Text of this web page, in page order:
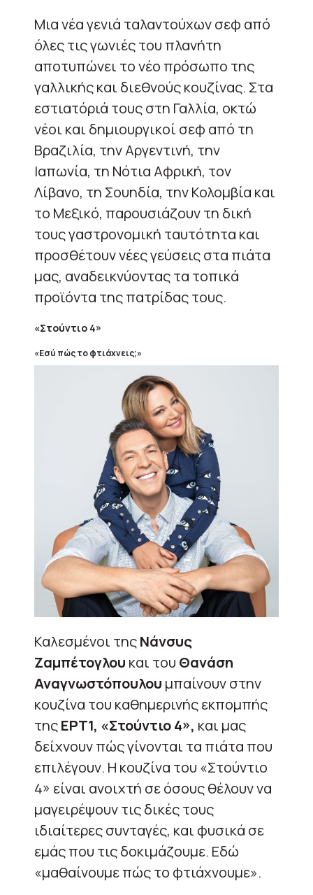
Μια νέα γενιά ταλαντούχων σεφ από
όλες τις γωνιές του πλανήτη
αποτυπώνει το νέο πρόσωπο της
γαλλικής και διεθνούς κουζίνας. Στα
εστιατόριά τους στη Γαλλία, οκτώ
νέοι και δημιουργικοί σεφ από τη
Βραζιλία, την Αργεντινή, την
Ιαπωνία, τη Νότια Αφρική, τον
Λίβανο, τη Σουηδία, την Κολομβία και
το Μεξικό, παρουσιάζουν τη δική
τους γαστρονομική ταυτότητα και
προσθέτουν νέες γεύσεις στα πιάτα
μας, αναδεικνύοντας τα τοπικά
προϊόντα της πατρίδας τους.
«Στούντιο 4»
«Εσύ πώς το φτιάχνεις;»
Καλεσμένοι τηςΝάνσυς
Ζαμπέτογλου και του Θανάση
Αναγνωστόπουλου μπαίνουν στην
κουζίνα του καθημερινής εκπομπής
τηςΕΡΤ1, «Στούντιο 4», και μας
δείχνουν πώς γίνονται τα πιάτα που
επιλέγουν. Η κουζίνα του «Στούντιο
4» είναι ανοιχτή σε όσους θέλουν να
μαγειρέψουν τις δικές τους
ιδιαίτερες συνταγές, και φυσικά σε
εμάς που τις δοκιμάζουμε. Εδώ
«μαθαίνουμε πώς το φτιάχνουμε».